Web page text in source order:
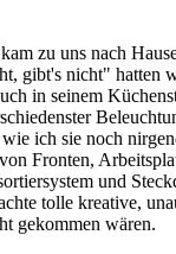
zu uns nach
gibt's nicht" hatten
in seinem
ich sie noch
Fronten,
und
tolle kreative,
gekommen wären.